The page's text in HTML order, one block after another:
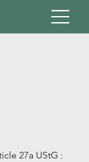
27a UStG :